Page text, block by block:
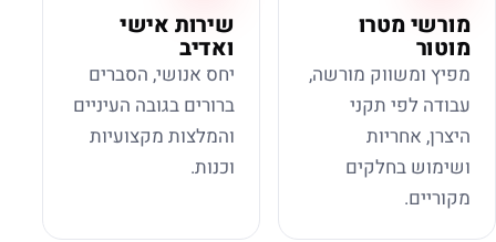
מורשי מטרו
מוטור
מפיץ ומשווק מורשה,
עבודה לפי תקני
היצרן, אחריות
ושימוש בחלקים
מקוריים.
שירות אישי
ואדיב
יחס אנושי, הסברים
ברורים בגובה העיניים
והמלצות מקצועיות
וכנות.